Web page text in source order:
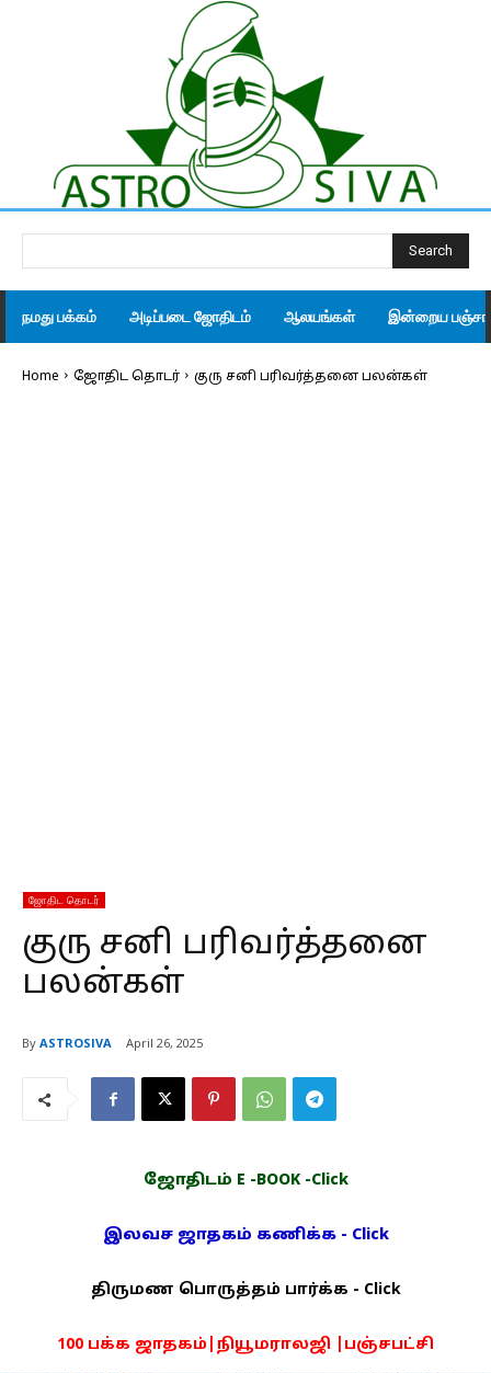
Search
நமது பக்கம் அடிப்படை ஜோதிடம் ஆலயங்கள் இன்றைய
Home ஜோதிட தொடர் குரு சனி பரிவர்த்தனை பலன்கள்
ஜோதிட தொடர்
குரு சனி பரிவர்த்தனை
பலன்கள்
By ASTROSIVA April 26, 2025
ஜோதிடம் E -BOOK -Click
இலவச ஜாதகம் கணிக்க - Click
திருமண பொருத்தம் பார்க்க - Click
100 பக்க ஜாதகம்|நியூமராலஜி |பஞ்சபட்சி